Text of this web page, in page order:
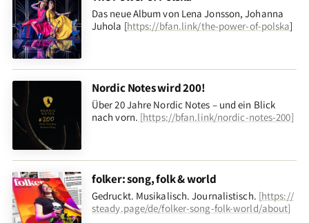
Das neue Album von Lena Jonsson, Johanna
Juhola [https://bfan.link/the-power-of-polska]
Nordic Notes wird 200!
Über 20 Jahre Nordic Notes – und ein Blick
nach vorn. [https://bfan.link/nordic-notes-200]
folker: song, folk & world
Gedruckt. Musikalisch. Journalistisch. [https://
steady.page/de/folker-song-folk-world/about]